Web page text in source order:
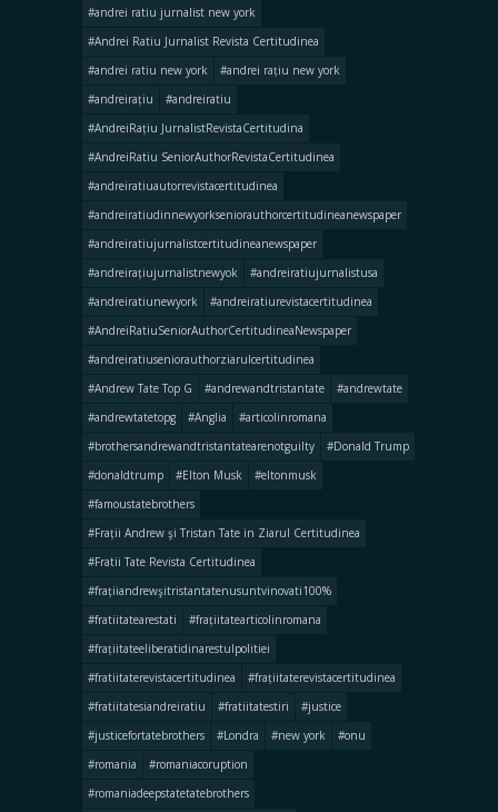
#andrei ratiu jurnalist new york
#Andrei Ratiu Jurnalist Revista Certitudinea
#andrei ratiu new york
#andrei rațiu new york
#andreirațiu
#andreiratiu
#AndreiRațiu JurnalistRevistaCertitudina
#AndreiRatiu SeniorAuthorRevistaCertitudinea
#andreiratiuautorrevistacertitudinea
#andreiratiudinnewyorkseniorauthorcertitudineanewspaper
#andreiratiujurnalistcertitudineanewspaper
#andreirațiujurnalistnewyok
#andreiratiujurnalistusa
#andreiratiunewyork
#andreiratiurevistacertitudinea
#AndreiRatiuSeniorAuthorCertitudineaNewspaper
#andreiratiuseniorauthorziarulcertitudinea
#Andrew Tate Top G
#andrewandtristantate
#andrewtate
#andrewtatetopg
#Anglia
#articolinromana
#brothersandrewandtristantatearenotguilty
#Donald Trump
#donaldtrump
#Elton Musk
#eltonmusk
#famoustatebrothers
#Frații Andrew şi Tristan Tate in Ziarul Certitudinea
#Fratii Tate Revista Certitudinea
#frațiiandrewşitristantatenusuntvinovati100%
#fratiitatearestati
#frațiitatearticolinromana
#frațiitateeliberatidinarestulpolitiei
#fratiitaterevistacertitudinea
#frațiitaterevistacertitudinea
#fratiitatesiandreiratiu
#fratiitatestiri
#justice
#justicefortatebrothers
#Londra #new york
#onu
#romania
#romaniacoruption
#romaniadeepstatetatebrothers